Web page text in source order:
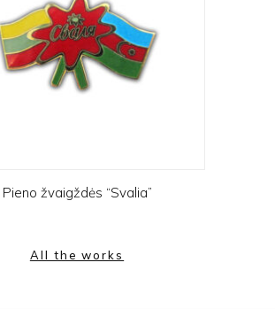
Pieno žvaigždės “Svalia”
All the works